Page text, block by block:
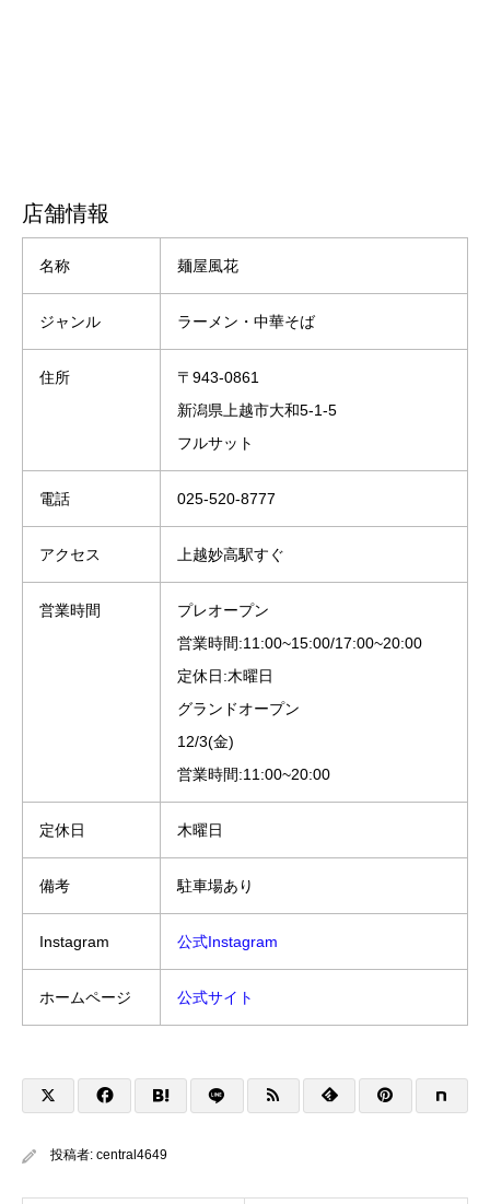
店舗情報
名称 麺屋風花
ジャンル ラーメン・中華そば
住所
〒943-0861
新潟県上越市大和5-1-5
フルサット
電話 025-520-8777
アクセス 上越妙高駅すぐ
営業時間
プレオープン
営業時間:11:00~15:00/17:00~20:00
定休日:木曜日
グランドオープン
12/3(金)
営業時間:11:00~20:00
定休日 木曜日
備考 駐車場あり
Instagram 公式Instagram
ホームページ 公式サイト
投稿者: central4649